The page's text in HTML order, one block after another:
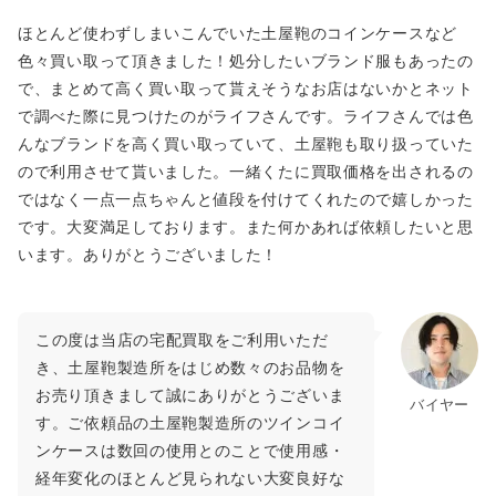
ほとんど使わずしまいこんでいた土屋鞄のコインケースなど
色々買い取って頂きました！処分したいブランド服もあったの
で、まとめて高く買い取って貰えそうなお店はないかとネット
で調べた際に見つけたのがライフさんです。ライフさんでは色
んなブランドを高く買い取っていて、土屋鞄も取り扱っていた
ので利用させて貰いました。一緒くたに買取価格を出されるの
ではなく一点一点ちゃんと値段を付けてくれたので嬉しかった
です。大変満足しております。また何かあれば依頼したいと思
います。ありがとうございました！
バイヤー
この度は当店の宅配買取をご利用いただ
き、土屋鞄製造所をはじめ数々のお品物を
お売り頂きまして誠にありがとうございま
す。ご依頼品の土屋鞄製造所のツインコイ
ンケースは数回の使用とのことで使用感・
経年変化のほとんど見られない大変良好な